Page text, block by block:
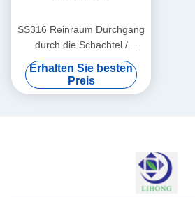
SS316 Reinraum Durchgang
durch die Schachtel /
Übertragungsschleuse Keine
Filtration
Erhalten Sie besten
Preis